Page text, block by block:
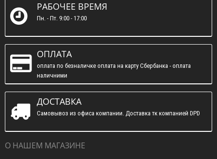
РАБОЧЕЕ ВРЕМЯ
Пн. - Пт. 9:00 - 17:00
ОПЛАТА
оплата по безналичке оплата на карту Сбербанка - оплата
наличними
ДОСТАВКА
Самовывоз из офиса компании. Доставка тк компанией DPD
О НАШЕМ МАГАЗИНЕ